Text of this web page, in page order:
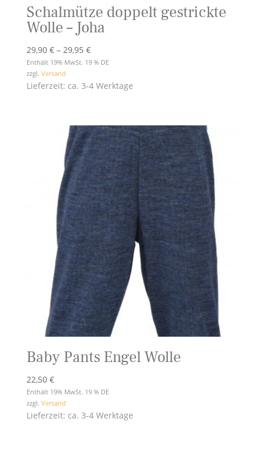
Schalmütze doppelt gestrickte
Wolle – Joha
29,90 € – 29,95 €Preisspanne:
29,90 €
29,95 €
Enthält 19% MwSt. 19 % DE
zzgl. Versand
Lieferzeit: ca. 3-4 Werktage
Baby Pants Engel Wolle
22,50 €
Enthält 19% MwSt. 19 % DE
zzgl. Versand
Lieferzeit: ca. 3-4 Werktage